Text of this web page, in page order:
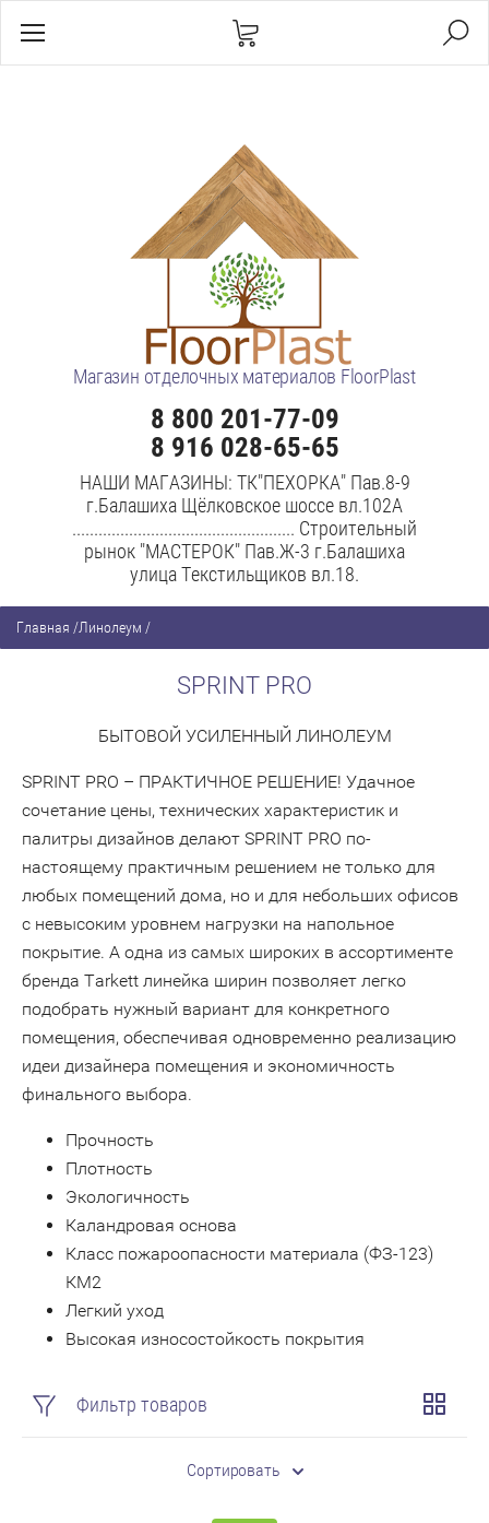
Магазин отделочных материалов FloorPlast
8 800 201-77-09
8 916 028-65-65
НАШИ МАГАЗИНЫ: ТК"ПЕХОРКА" Пав.8-9
г.Балашиха Щёлковское шоссе вл.102А
................................................... Строительный
рынок "МАСТЕРОК" Пав.Ж-3 г.Балашиха
улица Текстильщиков вл.18.
Главная /Линолеум /
SPRINT PRO
БЫТОВОЙ УСИЛЕННЫЙ ЛИНОЛЕУМ
SPRINT PRO – ПРАКТИЧНОЕ РЕШЕНИЕ! Удачное
сочетание цены, технических характеристик и
палитры дизайнов делают SPRINT PRO по-
настоящему практичным решением не только для
любых помещений дома, но и для небольших офисов
с невысоким уровнем нагрузки на напольное
покрытие. А одна из самых широких в ассортименте
бренда Tarkett линейка ширин позволяет легко
подобрать нужный вариант для конкретного
помещения, обеспечивая одновременно реализацию
идеи дизайнера помещения и экономичность
финального выбора.
Прочность
Плотность
Экологичность
Каландровая основа
Класс пожароопасности материала (ФЗ-123)
КМ2
Легкий уход
Высокая износостойкость покрытия
Фильтр товаров
Сортировать